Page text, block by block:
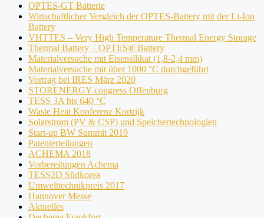
OPTES-GT Batterie
Wirtschaftlicher Vergleich der OPTES-Battery mit der Li-Ion
Battery
VHTTES – Very High Temperature Thermal Energy Storage
Thermal Battery – OPTES® Battery
Materialversuche mit Eisensilikat (1,8-2,4 mm)
Materialversuche mit über 1000 °C durchgeführt
Vortrag bei IRES März 2020
STORENERGY congress Offenburg
TESS 3A bis 640 °C
Waste Heat Konferenz Kortrijk
Solarstrom (PV & CSP) und Speichertechnologien
Start-up BW Summit 2019
Patenterteilungen
ACHEMA 2018
Vorbereitungen Achema
TESS2D Südkorea
Umwelttechnikpreis 2017
Hannover Messe
Aktuelles